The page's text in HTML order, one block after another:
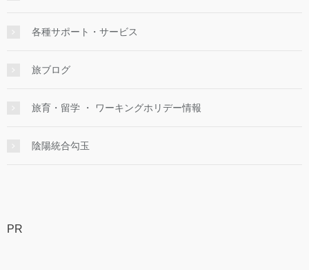
各種サポート・サービス
旅ブログ
旅育・留学 ・ ワーキングホリデー情報
陰陽統合勾玉
PR